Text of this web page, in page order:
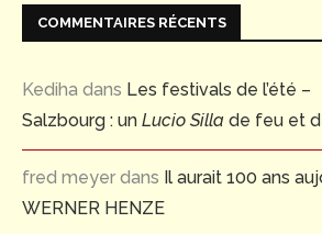
COMMENTAIRES RÉCENTS
Kediha dans Les festivals de l’été –
Salzbourg : un Lucio Silla de feu et
fred meyer dans Il aurait 100 ans
WERNER HENZE